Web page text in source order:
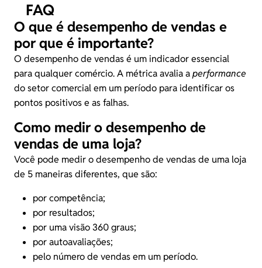
FAQ
O que é desempenho de vendas e
por que é importante?
O desempenho de vendas é um indicador essencial
para qualquer comércio. A métrica avalia aperformance
do setor comercial em um período para identificar os
pontos positivos e as falhas.
Como medir o desempenho de
vendas de uma loja?
Você pode medir o desempenho de vendas de uma loja
de 5 maneiras diferentes, que são:
por competência;
por resultados;
por uma visão 360 graus;
por autoavaliações;
pelo número de vendas em um período.